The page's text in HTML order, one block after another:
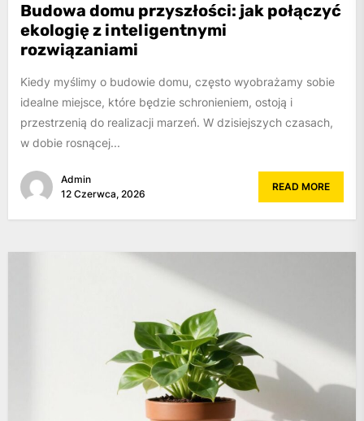
Budowa domu przyszłości: jak połączyć
ekologię z inteligentnymi
rozwiązaniami
Kiedy myślimy o budowie domu, często wyobrażamy sobie
idealne miejsce, które będzie schronieniem, ostoją i
przestrzenią do realizacji marzeń. W dzisiejszych czasach,
w dobie rosnącej...
Admin
12 Czerwca, 2026
READ MORE